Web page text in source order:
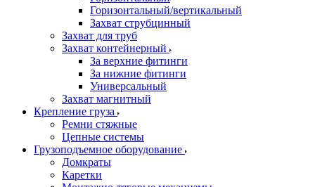
Горизонтальный/вертикальный
Захват струбцинный
Захват для труб
Захват контейнерный
За верхние фитинги
За нижние фитинги
Универсальный
Захват магнитный
Крепление груза
Ремни стяжные
Цепные системы
Грузоподъемное оборудование
Домкраты
Каретки